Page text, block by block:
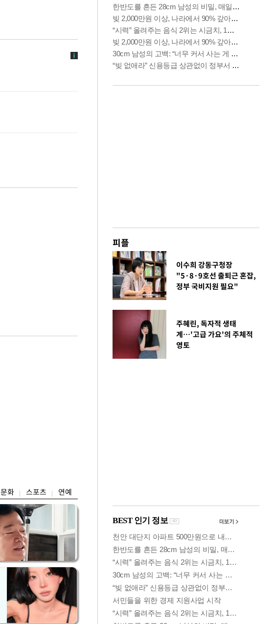
문화 스포츠 연예
피플
이수희 강동구청장
"5·8·9호선 출퇴근 혼잡,
정부 국비지원 필요"
주혜린, 독자적 생태
계…'고급 가요'의 주체적
영토